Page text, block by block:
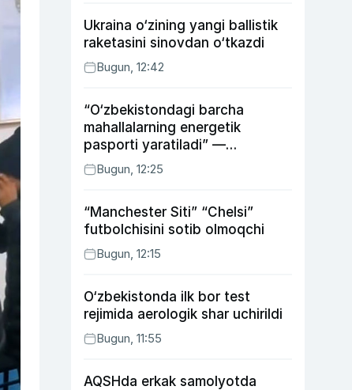
Ukraina o‘zining yangi ballistik
raketasini sinovdan o‘tkazdi
Bugun, 12:42
“O‘zbekistondagi barcha
mahallalarning energetik
pasporti yaratiladi” —
energetika vaziri
Bugun, 12:25
“Manchester Siti” “Chelsi”
futbolchisini sotib olmoqchi
Bugun, 12:15
O‘zbekistonda ilk bor test
rejimida aerologik shar uchirildi
Bugun, 11:55
AQSHda erkak samolyotda